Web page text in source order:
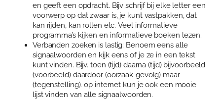
en geeft een opdracht. Bijv schrijf bij elke letter een
voorwerp op dat zwaar is, je kunt vastpakken, dat
kan rijden, kan rollen etc. Veel informatieve
programma’s kijken en informatieve boeken lezen.
Verbanden zoeken is lastig: Benoem eens alle
signaalwoorden en kijk eens of je ze in een tekst
kunt vinden. Bijv. toen (tijd) daarna (tijd) bijvoorbeeld
(voorbeeld) daardoor (oorzaak-gevolg) maar
(tegenstelling). op internet kun je ook een mooie
lijst vinden van alle signaalwoorden.